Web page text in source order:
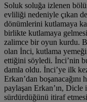
Soluk soluğa izlenen
evliliği nedeniyle çıkan
dönümlerini kutlamaya
birlikte kutlamaya
zalimce bir oyun kurdu.
olan İnci, kutlama
ettiğini söyledi. İnci’nin
damla oldu. İnci’ye ilk
Erkan’dan boşanacağını
paylaşan Erkan’ın,
sürdürdüğünü itiraf